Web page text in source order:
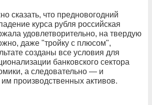
сказать, что предновогодний
курса рубля российская
удовлетворительно, на твердую
даже "тройку с плюсом",
созданы все условия для
банковского сектора
а следовательно — и
производственных активов.